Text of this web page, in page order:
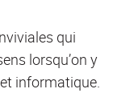
qui
lorsqu’on y
informatique.